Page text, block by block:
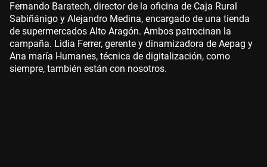
Fernando Baratech, director de la oficina de Caja Rural
Sabiñánigo y Alejandro Medina, encargado de una tienda
de supermercados Alto Aragón. Ambos patrocinan la
campaña. Lidia Ferrer, gerente y dinamizadora de Aepag y
Ana maría Humanes, técnica de digitalización, como
siempre, también están con nosotros.